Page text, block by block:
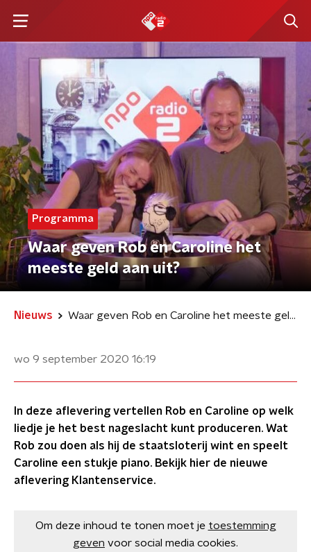
Programma
Waar geven Rob en Caroline het
meeste geld aan uit?
Nieuws Waar geven Rob en Caroline het meeste geld aan uit?
wo 9 september 2020 16:19
In deze aflevering vertellen Rob en Caroline op welk
liedje je het best nageslacht kunt produceren. Wat
Rob zou doen als hij de staatsloterij wint en speelt
Caroline een stukje piano. Bekijk hier de nieuwe
aflevering Klantenservice.
Om deze inhoud te tonen moet je toestemming
geven voor social media cookies.